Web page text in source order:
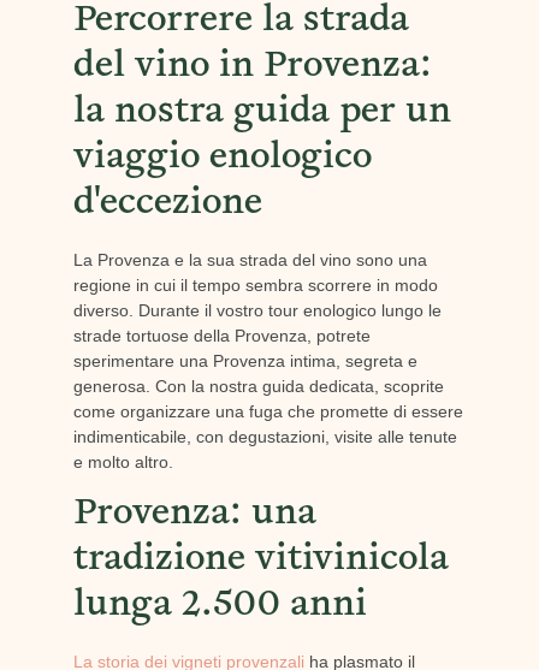
Percorrere la strada
del vino in Provenza:
la nostra guida per un
viaggio enologico
d'eccezione
La Provenza e la sua strada del vino sono una
regione in cui il tempo sembra scorrere in modo
diverso. Durante il vostro tour enologico lungo le
strade tortuose della Provenza, potrete
sperimentare una Provenza intima, segreta e
generosa. Con la nostra guida dedicata, scoprite
come organizzare una fuga che promette di essere
indimenticabile, con degustazioni, visite alle tenute
e molto altro.
Provenza: una
tradizione vitivinicola
lunga 2.500 anni
La storia dei vigneti provenzali ha plasmato il